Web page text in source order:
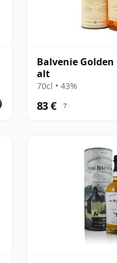
Balvenie Golden
alt
70cl • 43%
83 € ?